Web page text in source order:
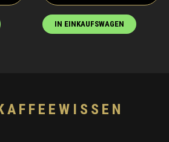
IN EINKAUFSWAGEN